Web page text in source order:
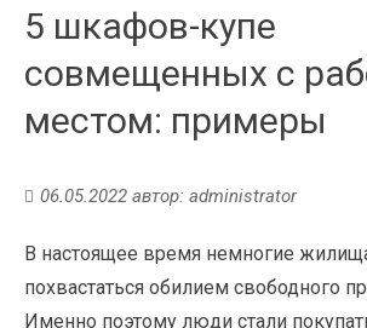
5 шкафов-купе
совмещенных с
местом: примеры
06.05.2022 автор: administrator
В настоящее время немногие
похвастаться обилием свободного
Именно поэтому люди стали